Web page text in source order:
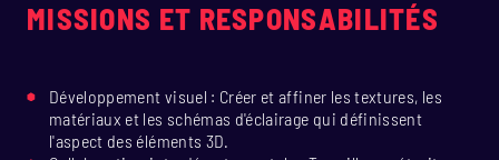
MISSIONS ET RESPONSABILITÉS
Développement visuel : Créer et affiner les textures, les
matériaux et les schémas d'éclairage qui définissent
l'aspect des éléments 3D.